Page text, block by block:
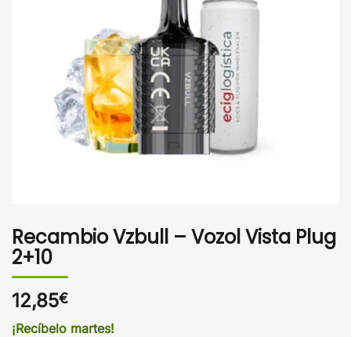
Recambio Vzbull – Vozol Vista Plug
2+10
12,85€
¡Recíbelo martes!